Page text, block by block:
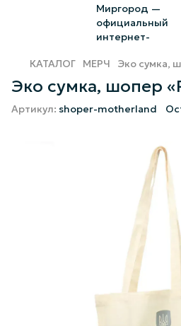
КАТАЛОГ МЕРЧ Эко сумка,
Эко сумка, шопер
Артикул: shoper-motherland